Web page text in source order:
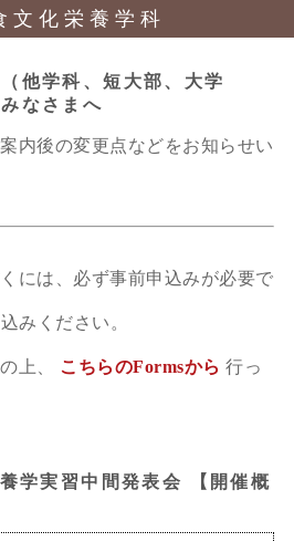
文化栄養学科
他学科、短大部、大学
なさまへ
内後の変更点などをお知らせい
には、必ず事前申込みが必要で
みください。
上、 こちらのFormsから 行っ
学実習中間発表会 【開催概